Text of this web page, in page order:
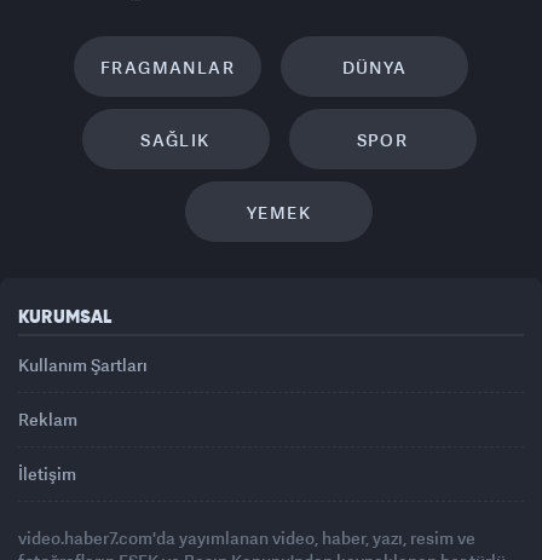
FRAGMANLAR DÜNYA
SAĞLIK SPOR
YEMEK
KURUMSAL
Kullanım Şartları
Reklam
İletişim
video.haber7.com'da yayımlanan video, haber, yazı, resim ve